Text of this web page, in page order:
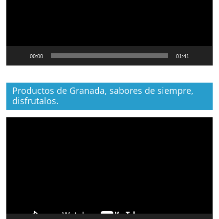
00:00 01:41
Productos de Granada, sabores de siempre,
disfrutalos.